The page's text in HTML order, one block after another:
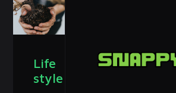
Life
style